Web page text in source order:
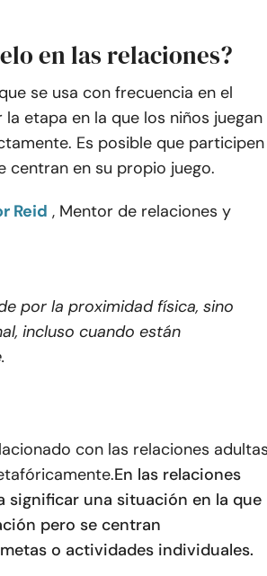
en las relaciones?
se usa con frecuencia en el
etapa en la que los niños juegan
Es posible que participen
centran en su propio juego.
Reid , Mentor de relaciones y
por la proximidad física, sino
incluso cuando están
con las relaciones
En las relaciones
significar una situación en la que
pero se centran
o actividades individuales.